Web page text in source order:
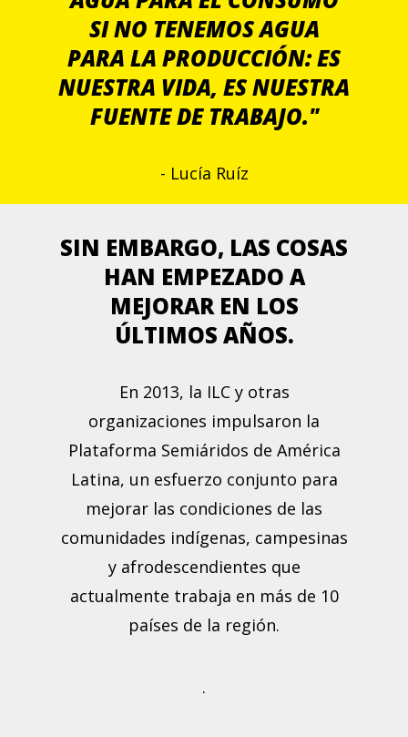
SI NO TENEMOS AGUA
PARA LA PRODUCCIÓN: ES
NUESTRA VIDA, ES NUESTRA
FUENTE DE TRABAJO."
- Lucía Ruíz
SIN EMBARGO, LAS COSAS
HAN EMPEZADO A
MEJORAR EN LOS
ÚLTIMOS AÑOS.
En 2013, la ILC y otras
organizaciones impulsaron la
Plataforma Semiáridos de América
Latina, un esfuerzo conjunto para
mejorar las condiciones de las
comunidades indígenas, campesinas
y afrodescendientes que
actualmente trabaja en más de 10
países de la región.
.